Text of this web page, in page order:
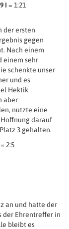
I = 1:21
der ersten
gegen
Nach einem
einem sehr
schenkte unser
und es
Hektik
aber
nutzte eine
darauf
3 gehalten.
= 2:5
an und hatte der
der Ehrentreffer in
bleibt es